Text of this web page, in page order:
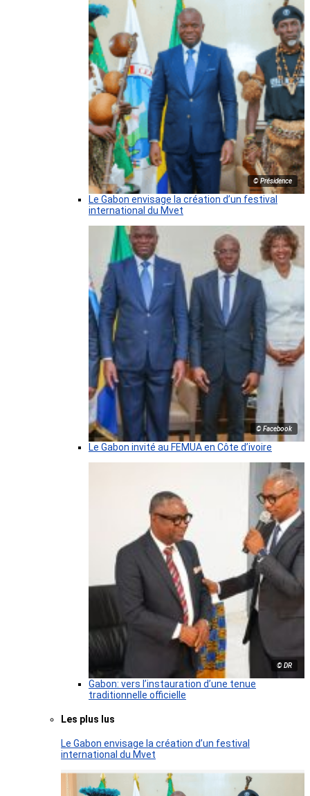
© Présidence
Le Gabon envisage la création d’un festival
international du Mvet
© Facebook
Le Gabon invité au FEMUA en Côte d’ivoire
© DR
Gabon: vers l’instauration d’une tenue
traditionnelle officielle
Les plus lus
Le Gabon envisage la création d’un festival
international du Mvet